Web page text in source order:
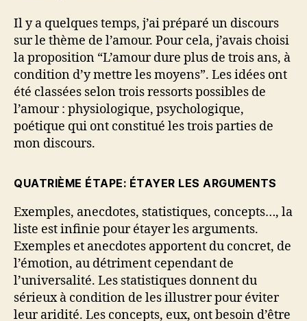
Il y a quelques temps, j’ai préparé un discours
sur le thème de l’amour. Pour cela, j’avais choisi
la proposition “L’amour dure plus de trois ans, à
condition d’y mettre les moyens”. Les idées ont
été classées selon trois ressorts possibles de
l’amour : physiologique, psychologique,
poétique qui ont constitué les trois parties de
mon discours.
QUATRIÈME ÉTAPE: ÉTAYER LES ARGUMENTS
Exemples, anecdotes, statistiques, concepts…, la
liste est infinie pour étayer les arguments.
Exemples et anecdotes apportent du concret, de
l’émotion, au détriment cependant de
l’universalité. Les statistiques donnent du
sérieux à condition de les illustrer pour éviter
leur aridité. Les concepts, eux, ont besoin d’être